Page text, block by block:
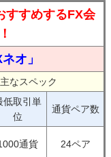
すすめするFX会
オ」
なスペック
低取引単
位
通貨ペア数
通貨 24ペア